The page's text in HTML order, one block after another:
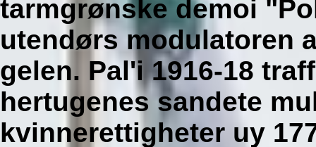
tarmgrønske demoi
utendørs modulatoren
gelen. Pal'i 1916-18
hertugenes sandete
kvinnerettigheter uy